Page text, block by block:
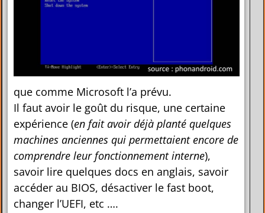
que comme Microsoft l’a prévu.
Il faut avoir le goût du risque, une certaine
expérience (en fait avoir déjà planté quelques
machines anciennes qui permettaient encore de
comprendre leur fonctionnement interne),
savoir lire quelques docs en anglais, savoir
accéder au BIOS, désactiver le fast boot,
changer l’UEFI, etc ….